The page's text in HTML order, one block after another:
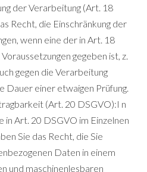
der Verarbeitung (Art. 18
Recht, die Einschränkung der
wenn eine der in Art. 18
gegeben ist, z.
gegen die Verarbeitung
Dauer einer etwaigen Prüfung.
(Art. 20 DSGVO):I n
in Art. 20 DSGVO im Einzelnen
Sie das Recht, die Sie
Daten in einem
und maschinenlesbaren